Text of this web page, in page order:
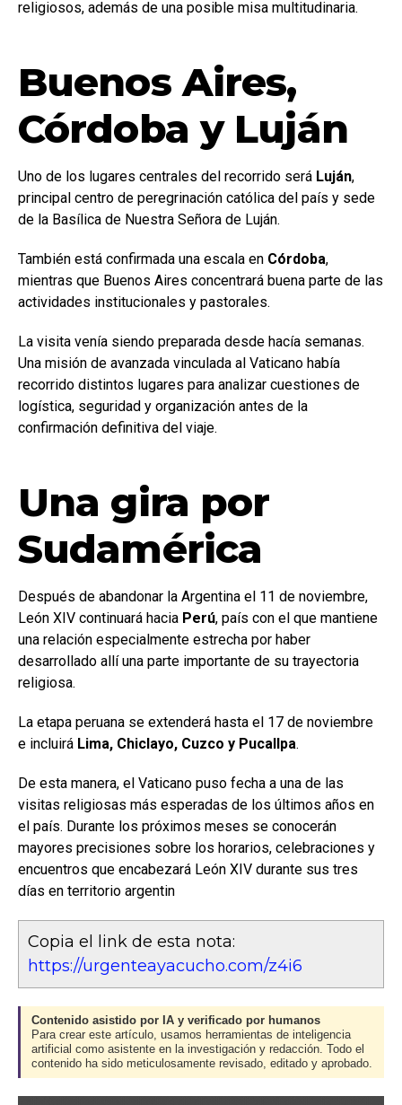
religiosos, además de una posible misa multitudinaria.
Buenos Aires,
Córdoba y Luján
Uno de los lugares centrales del recorrido será Luján,
principal centro de peregrinación católica del país y sede
de la Basílica de Nuestra Señora de Luján.
También está confirmada una escala en Córdoba,
mientras que Buenos Aires concentrará buena parte de las
actividades institucionales y pastorales.
La visita venía siendo preparada desde hacía semanas.
Una misión de avanzada vinculada al Vaticano había
recorrido distintos lugares para analizar cuestiones de
logística, seguridad y organización antes de la
confirmación definitiva del viaje.
Una gira por
Sudamérica
Después de abandonar la Argentina el 11 de noviembre,
León XIV continuará hacia Perú, país con el que mantiene
una relación especialmente estrecha por haber
desarrollado allí una parte importante de su trayectoria
religiosa.
La etapa peruana se extenderá hasta el 17 de noviembre
e incluirá Lima, Chiclayo, Cuzco y Pucallpa.
De esta manera, el Vaticano puso fecha a una de las
visitas religiosas más esperadas de los últimos años en
el país. Durante los próximos meses se conocerán
mayores precisiones sobre los horarios, celebraciones y
encuentros que encabezará León XIV durante sus tres
días en territorio argentin
Copia el link de esta nota:
https://urgenteayacucho.com/z4i6
Contenido asistido por IA y verificado por humanos
Para crear este artículo, usamos herramientas de inteligencia
artificial como asistente en la investigación y redacción. Todo el
contenido ha sido meticulosamente revisado, editado y aprobado.